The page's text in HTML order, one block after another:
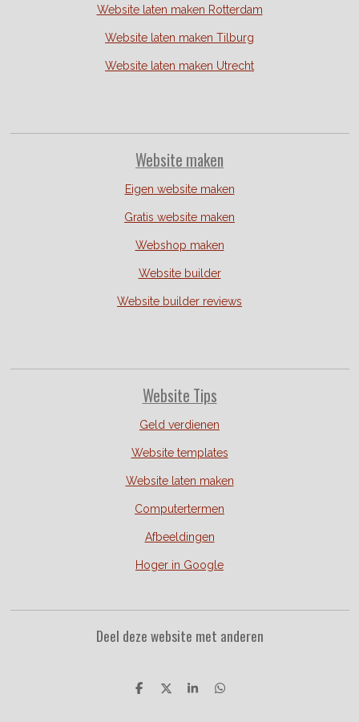
Website laten maken Rotterdam
Website laten maken Tilburg
Website laten maken Utrecht
Website maken
Eigen website maken
Gratis website maken
Webshop maken
Website builder
Website builder reviews
Website Tips
Geld verdienen
Website templates
Website laten maken
Computertermen
Afbeeldingen
Hoger in Google
Deel deze website met anderen
D
D
S
D